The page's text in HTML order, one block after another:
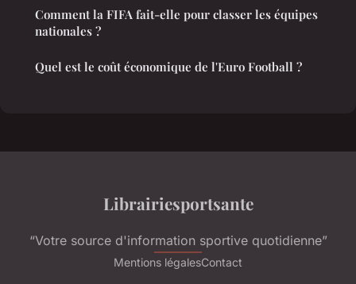
Comment la FIFA fait-elle pour classer les équipes
nationales ?
Quel est le coût économique de l'Euro Football ?
Librairiesportsante
“Votre source d'information sportive quotidienne”
Mentions légalesContact